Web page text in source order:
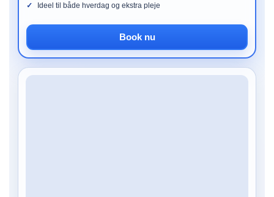
Ideel til både hverdag og ekstra pleje
Book nu